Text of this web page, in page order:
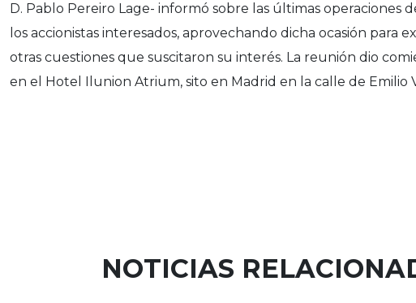
D. Pablo Pereiro Lage- informó sobre las últimas operaciones
los accionistas interesados, aprovechando dicha ocasión para
otras cuestiones que suscitaron su interés. La reunión dio
en el Hotel Ilunion Atrium, sito en Madrid en la calle de Emilio
NOTICIAS